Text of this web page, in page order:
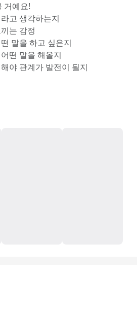
거예요!
고 생각하는지
는 감정
말을 하고 싶은지
떤 말을 해올지
야 관계가 발전이 될지